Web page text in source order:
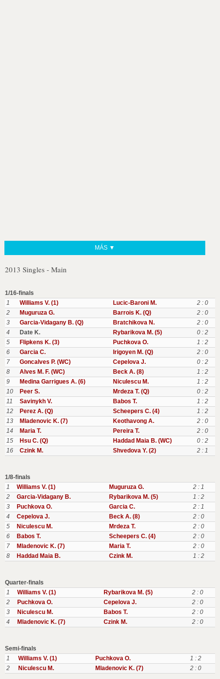
MÁS ▼
2013 Singles - Main
1/16-finals
1
Williams V. (1) Lucic-Baroni M.
2 : 0
2
Muguruza G. Barrois K. (Q)
2 : 0
3
Garcia-Vidagany B. (Q) Bratchikova N.
2 : 0
4
Date K. Rybarikova M. (5)
0 : 2
5
Flipkens K. (3) Puchkova O.
1 : 2
6
Garcia C. Irigoyen M. (Q)
2 : 0
7
Goncalves P. (WC) Cepelova J.
0 : 2
8
Alves M. F. (WC) Beck A. (8)
1 : 2
9
Medina Garrigues A. (6) Niculescu M.
1 : 2
10
Peer S. Mrdeza T. (Q)
0 : 2
11
Savinykh V. Babos T.
1 : 2
12
Perez A. (Q) Scheepers C. (4)
1 : 2
13
Mladenovic K. (7) Keothavong A.
2 : 0
14
Maria T. Pereira T.
2 : 0
15
Hsu C. (Q) Haddad Maia B. (WC)
0 : 2
16
Czink M. Shvedova Y. (2) 2 : 1
1/8-finals
1
Williams V. (1) Muguruza G.
2 : 1
2
Garcia-Vidagany B. Rybarikova M. (5)
1 : 2
3
Puchkova O. Garcia C.
2 : 1
4
Cepelova J. Beck A. (8)
2 : 0
5
Niculescu M. Mrdeza T.
2 : 0
6
Babos T. Scheepers C. (4)
2 : 0
7
Mladenovic K. (7) Maria T.
2 : 0
8
Haddad Maia B. Czink M. 1 : 2
Quarter-finals
1
Williams V. (1) Rybarikova M. (5)
2 : 0
2
Puchkova O. Cepelova J.
2 : 0
3
Niculescu M. Babos T.
2 : 0
4
Mladenovic K. (7) Czink M. 2 : 0
Semi-finals
1
Williams V. (1) Puchkova O.
1 : 2
2
Niculescu M. Mladenovic K. (7) 2 : 0